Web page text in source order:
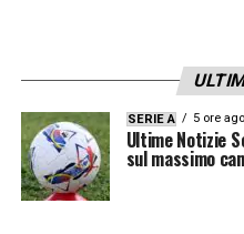
SERIE A 5 ore ago
Ultime Notizie
sul massimo